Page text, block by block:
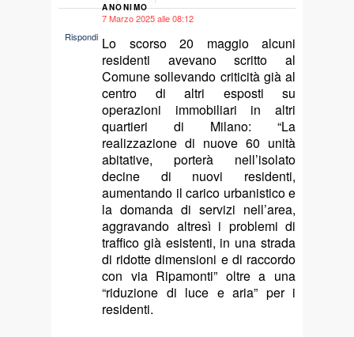
ANONIMO
7 Marzo 2025 alle 08:12
Lo scorso 20 maggio alcuni
residenti avevano scritto al
Comune sollevando criticità già al
centro di altri esposti su
operazioni immobiliari in altri
quartieri di Milano: “La
realizzazione di nuove 60 unità
abitative, porterà nell’isolato
decine di nuovi residenti,
aumentando il carico urbanistico e
la domanda di servizi nell’area,
aggravando altresì i problemi di
traffico già esistenti, in una strada
di ridotte dimensioni e di raccordo
con via Ripamonti” oltre a una
“riduzione di luce e aria” per i
residenti.
Rispondi